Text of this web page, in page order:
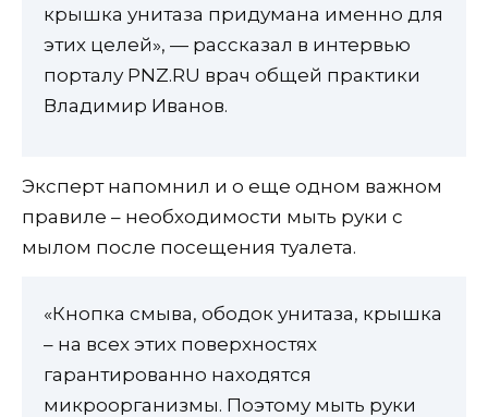
крышка унитаза придумана именно для
этих целей», — рассказал в интервью
порталу PNZ.RU врач общей практики
Владимир Иванов.
Эксперт напомнил и о еще одном важном
правиле – необходимости мыть руки с
мылом после посещения туалета.
«Кнопка смыва, ободок унитаза, крышка
– на всех этих поверхностях
гарантированно находятся
микроорганизмы. Поэтому мыть руки